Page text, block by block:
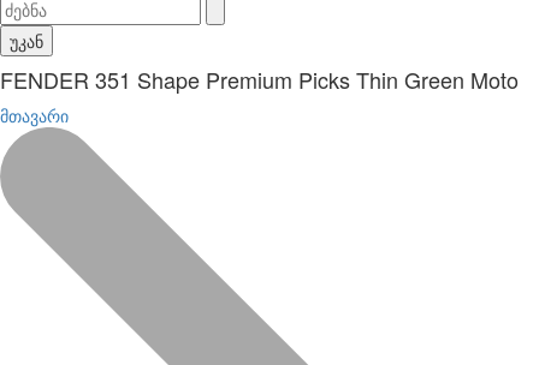
უკან
FENDER 351 Shape Premium Picks Thin Green Moto
მთავარი